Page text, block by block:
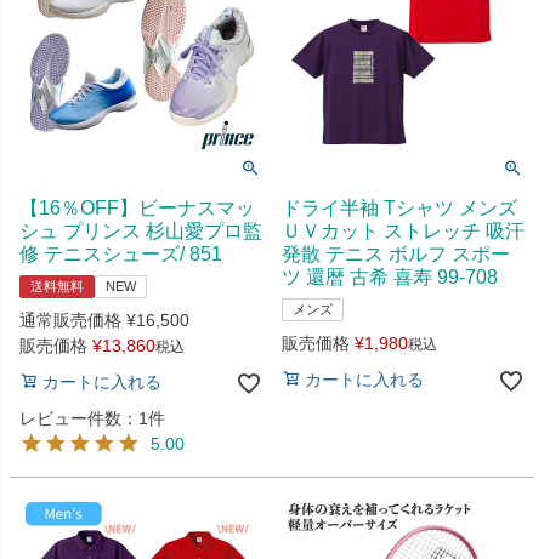
【16％OFF】ビーナスマッ
シュ プリンス 杉山愛プロ監
修 テニスシューズ/ 851
送料無料 NEW
通常販売価格 ¥16,500
販売価格 ¥13,860税込
カートに入れる
レビュー件数：1件
5.00
ドライ半袖 Tシャツ メンズ
ＵＶカット ストレッチ 吸汗
発散 テニス ボルフ スポー
ツ 還暦 古希 喜寿 99-708
メンズ
販売価格 ¥1,980税込
カートに入れる